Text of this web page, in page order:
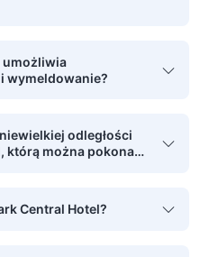
umożliwia
wymeldowanie?
odległości
którą można pokonać
Central Hotel?